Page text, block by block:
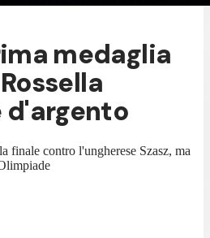
medaglia
d'argento
finale contro l'ungherese Szasz, ma